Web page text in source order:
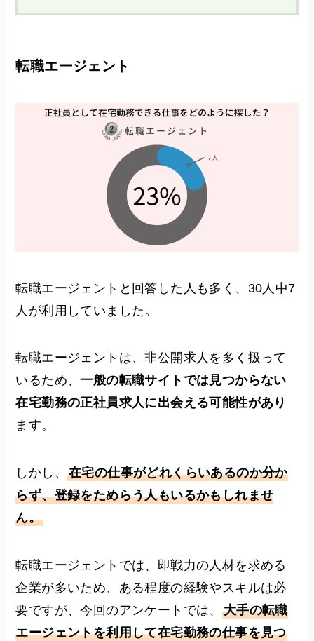
転職エージェント
転職エージェントと回答した人も多く、30人中7
人が利用していました。
転職エージェントは、非公開求人を多く扱って
いるため、一般の転職サイトでは見つからない
在宅勤務の正社員求人に出会える可能性があり
ます。
しかし、在宅の仕事がどれくらいあるのか分か
らず、登録をためらう人もいるかもしれませ
ん。
転職エージェントでは、即戦力の人材を求める
企業が多いため、ある程度の経験やスキルは必
要ですが、今回のアンケートでは、 大手の転職
エージェントを利用して在宅勤務の仕事を見つ